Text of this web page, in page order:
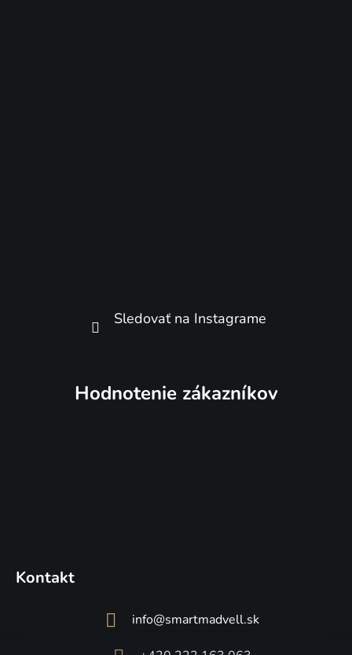
Hodnotenie zákazníkov
Sledovať na Instagrame
Kontakt
info@smartmadvell.sk